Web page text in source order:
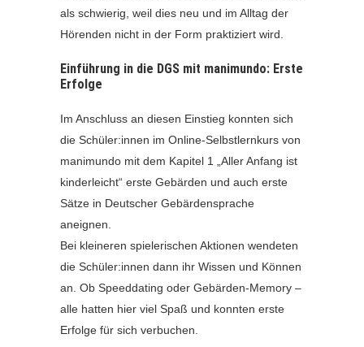
als schwierig, weil dies neu und im Alltag der
Hörenden nicht in der Form praktiziert wird.
Einführung in die DGS mit manimundo: Erste
Erfolge
Im Anschluss an diesen Einstieg konnten sich
die Schüler:innen im Online-Selbstlernkurs von
manimundo mit dem Kapitel 1 „Aller Anfang ist
kinderleicht“ erste Gebärden und auch erste
Sätze in Deutscher Gebärdensprache
aneignen.
Bei kleineren spielerischen Aktionen wendeten
die Schüler:innen dann ihr Wissen und Können
an. Ob Speeddating oder Gebärden-Memory –
alle hatten hier viel Spaß und konnten erste
Erfolge für sich verbuchen.